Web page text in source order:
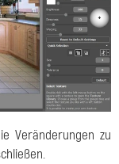
Veränderungen zu